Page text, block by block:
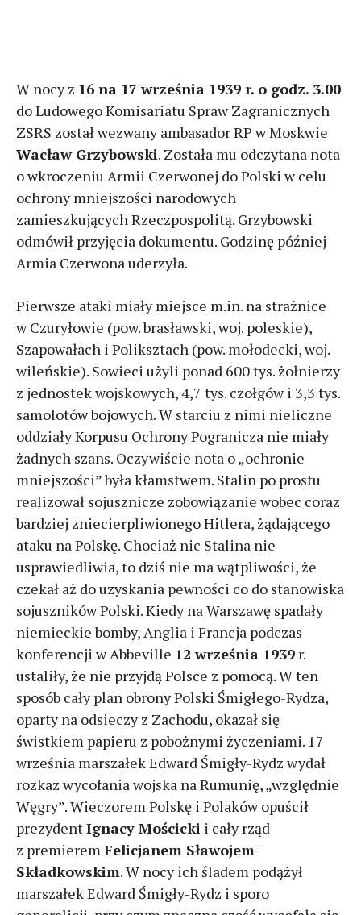
W nocy z 16 na 17 września 1939 r. o godz. 3.00
do Ludowego Komisariatu Spraw Zagranicznych
ZSRS został wezwany ambasador RP w Moskwie
Wacław Grzybowski. Została mu odczytana nota
o wkroczeniu Armii Czerwonej do Polski w celu
ochrony mniejszości narodowych
zamieszkujących Rzeczpospolitą. Grzybowski
odmówił przyjęcia dokumentu. Godzinę później
Armia Czerwona uderzyła.
Pierwsze ataki miały miejsce m.in. na strażnice
w Czuryłowie (pow. brasławski, woj. poleskie),
Szapowałach i Poliksztach (pow. mołodecki, woj.
wileńskie). Sowieci użyli ponad 600 tys. żołnierzy
z jednostek wojskowych, 4,7 tys. czołgów i 3,3 tys.
samolotów bojowych. W starciu z nimi nieliczne
oddziały Korpusu Ochrony Pogranicza nie miały
żadnych szans. Oczywiście nota o „ochronie
mniejszości” była kłamstwem. Stalin po prostu
realizował sojusznicze zobowiązanie wobec coraz
bardziej zniecierpliwionego Hitlera, żądającego
ataku na Polskę. Chociaż nic Stalina nie
usprawiedliwia, to dziś nie ma wątpliwości, że
czekał aż do uzyskania pewności co do stanowiska
sojuszników Polski. Kiedy na Warszawę spadały
niemieckie bomby, Anglia i Francja podczas
konferencji w Abbeville 12 września 1939 r.
ustaliły, że nie przyjdą Polsce z pomocą. W ten
sposób cały plan obrony Polski Śmigłego-Rydza,
oparty na odsieczy z Zachodu, okazał się
świstkiem papieru z pobożnymi życzeniami. 17
września marszałek Edward Śmigły-Rydz wydał
rozkaz wycofania wojska na Rumunię, „względnie
Węgry”. Wieczorem Polskę i Polaków opuścił
prezydentIgnacy Mościcki i cały rząd
z premierem Felicjanem Sławojem-
Składkowskim. W nocy ich śladem podążył
marszałek Edward Śmigły-Rydz i sporo